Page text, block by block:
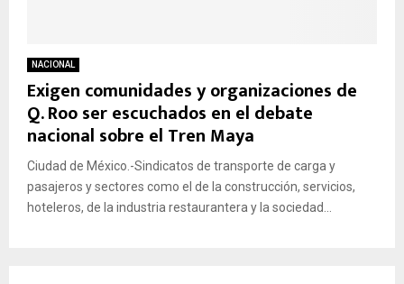
NACIONAL
Exigen comunidades y organizaciones de
Q. Roo ser escuchados en el debate
nacional sobre el Tren Maya
Ciudad de México.-Sindicatos de transporte de carga y
pasajeros y sectores como el de la construcción, servicios,
hoteleros, de la industria restaurantera y la sociedad...